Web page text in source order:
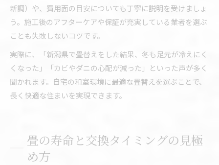
新調）や、費用面の目安についても丁寧に説明を受けましょ
う。施工後のアフターケアや保証が充実している業者を選ぶ
ことも失敗しないコツです。
実際に、「新潟県で畳替えをした結果、冬も足元が冷えにく
くなった」「カビやダニの心配が減った」といった声が多く
聞かれます。自宅の和室環境に最適な畳替えを選ぶことで、
長く快適な住まいを実現できます。
畳の寿命と交換タイミングの見極
め方